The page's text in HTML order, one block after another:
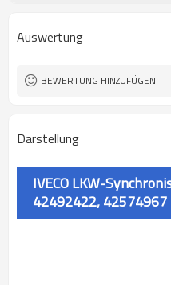
Härte
Auswertung
BEWERTUNG HINZUFÜGEN
Darstellung
IVECO LKW-
42492422, 42574967